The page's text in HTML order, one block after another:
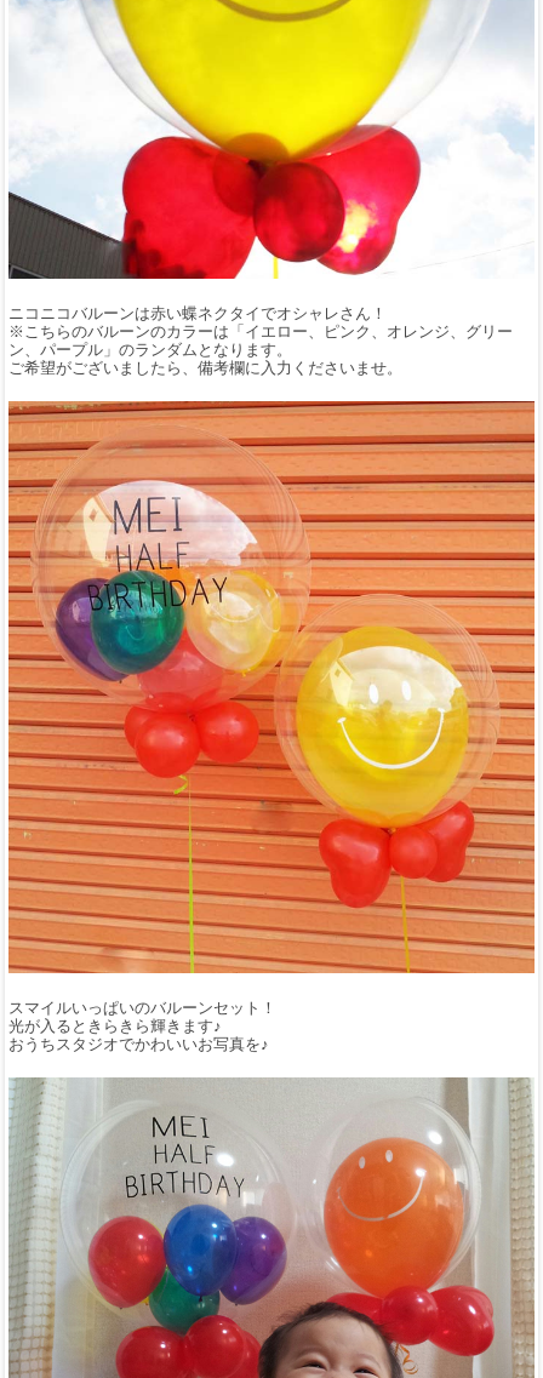
ニコニコバルーンは赤い蝶ネクタイでオシャレさん！
※こちらのバルーンのカラーは「イエロー、ピンク、オレンジ、グリー
ン、パープル」のランダムとなります。
ご希望がございましたら、備考欄に入力くださいませ。
スマイルいっぱいのバルーンセット！
光が入るときらきら輝きます♪
おうちスタジオでかわいいお写真を♪